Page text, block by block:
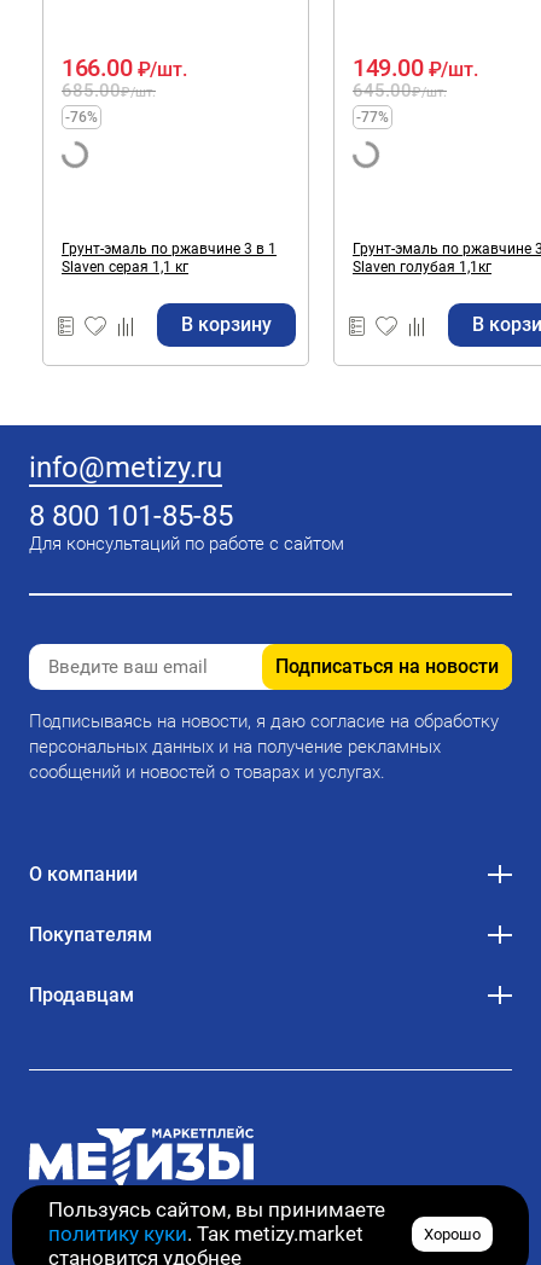
Пользуясь сайтом, вы принимаете
политику куки. Так metizy.market
становится удобнее
Хорошо
685.00₽/шт.
166.00 ₽/шт.
-76%
Грунт-эмаль по ржавчине 3 в 1
Slaven серая 1,1 кг
В корзину
645.00₽/шт.
149.00 ₽/шт.
-77%
Грунт-эмаль по ржавчине
Slaven голубая 1,1кг
В
info@metizy.ru
8 800 101-85-85
Для консультаций по работе с сайтом
Подписаться на новости
Подписываясь на новости, я даю согласие на обработку
персональных данных и на получение рекламных
сообщений и новостей о товарах и услугах.
© 2020–2026. Все права защищены
О компании
Покупателям
Продавцам